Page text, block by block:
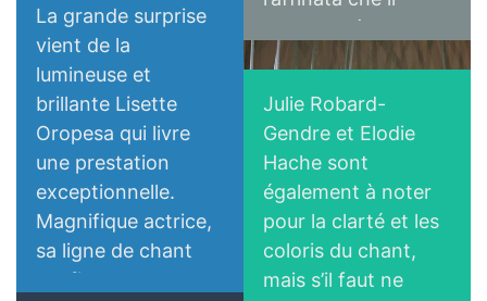
ausencia de Damrau
así se lleva mejor.
sons filés qui
laissent pantois : à
35 ans, elle se
hausse d’emblée de
Reine de Navarre en
Reine de Paris ! De
surcroit, son
abattage de
meneuse de revue
au sourire craquant
soprano «à
roulades» sembra
vero.
La grande surprise
vient de la
lumineuse et
brillante Lisette
Oropesa qui livre
une prestation
exceptionnelle.
Magnifique actrice,
sa ligne de chant
est fine et
Web Théâtre
Lisette Oropesa and Karine
Deshayes
Download Full Size
Julie Robard-
Gendre et Elodie
Hache sont
également à noter
pour la clarté et les
coloris du chant,
mais s’il faut ne
Alta Musica